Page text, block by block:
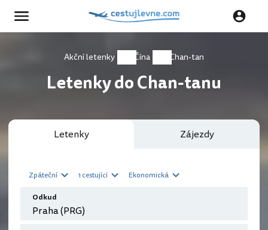
Akční letenky Čína Chan-tan
Letenky do Chan-tanu
Letenky Zájezdy
Zpáteční 1 cestující Ekonomická
Odkud